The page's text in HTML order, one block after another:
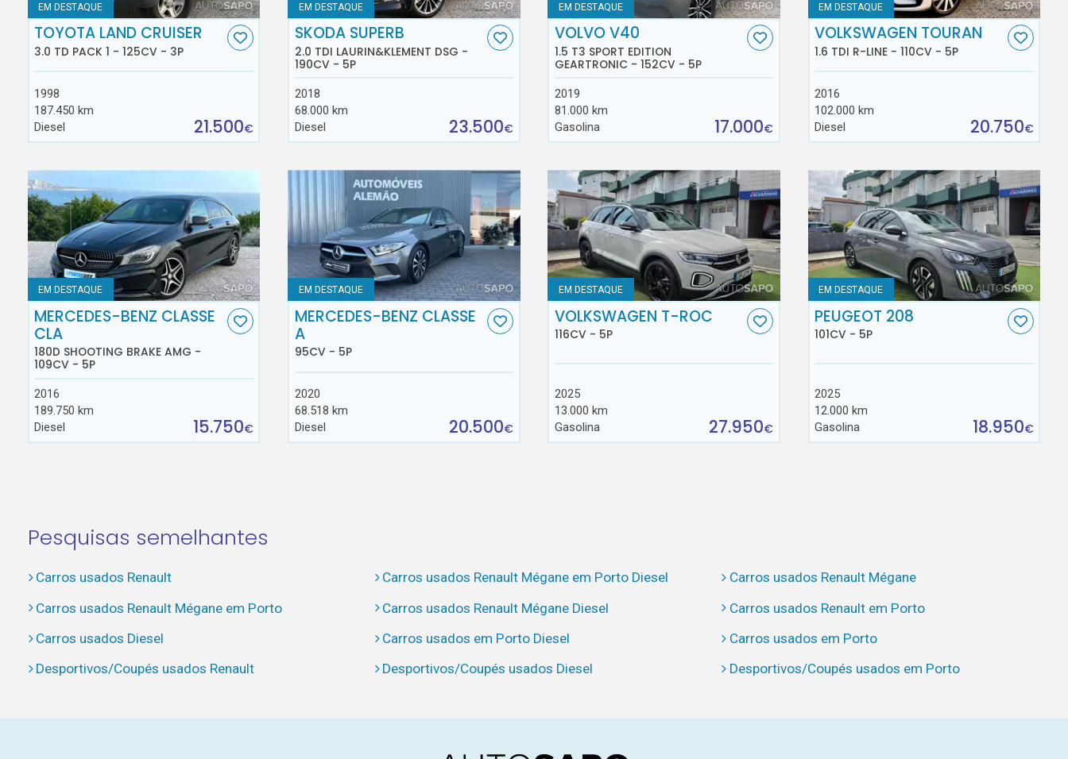
EM DESTAQUE
TOYOTA LAND CRUISER
3.0 TD PACK 1 - 125CV - 3P
1998
187.450 km
Diesel
21.500€
EM DESTAQUE
SKODA SUPERB
2.0 TDI LAURIN&KLEMENT DSG -
190CV - 5P
2018
68.000 km
Diesel
23.500€
EM DESTAQUE
VOLVO V40
1.5 T3 SPORT EDITION
GEARTRONIC - 152CV - 5P
2019
81.000 km
Gasolina
17.000€
EM DESTAQUE
VOLKSWAGEN TOURAN
1.6 TDI R-LINE - 110CV - 5P
2016
102.000 km
Diesel
20.750€
EM DESTAQUE
MERCEDES-BENZ CLASSE
CLA
180D SHOOTING BRAKE AMG -
109CV - 5P
2016
189.750 km
Diesel
15.750€
EM DESTAQUE
MERCEDES-BENZ CLASSE
A
95CV - 5P
2020
68.518 km
Diesel
20.500€
EM DESTAQUE
VOLKSWAGEN T-ROC
116CV - 5P
2025
13.000 km
Gasolina
27.950€
EM DESTAQUE
PEUGEOT 208
101CV - 5P
2025
12.000 km
Gasolina
18.950€
Pesquisas semelhantes
Carros usados Renault Carros usados Renault Mégane em Porto Diesel
Carros usados Renault Mégane
Carros usados Renault Mégane em Porto
Carros usados Renault Mégane Diesel
Carros usados Renault em Porto
Carros usados Diesel
Carros usados em Porto Diesel
Carros usados em Porto
Desportivos/Coupés usados Renault
Desportivos/Coupés usados Diesel Desportivos/Coupés usados em Porto